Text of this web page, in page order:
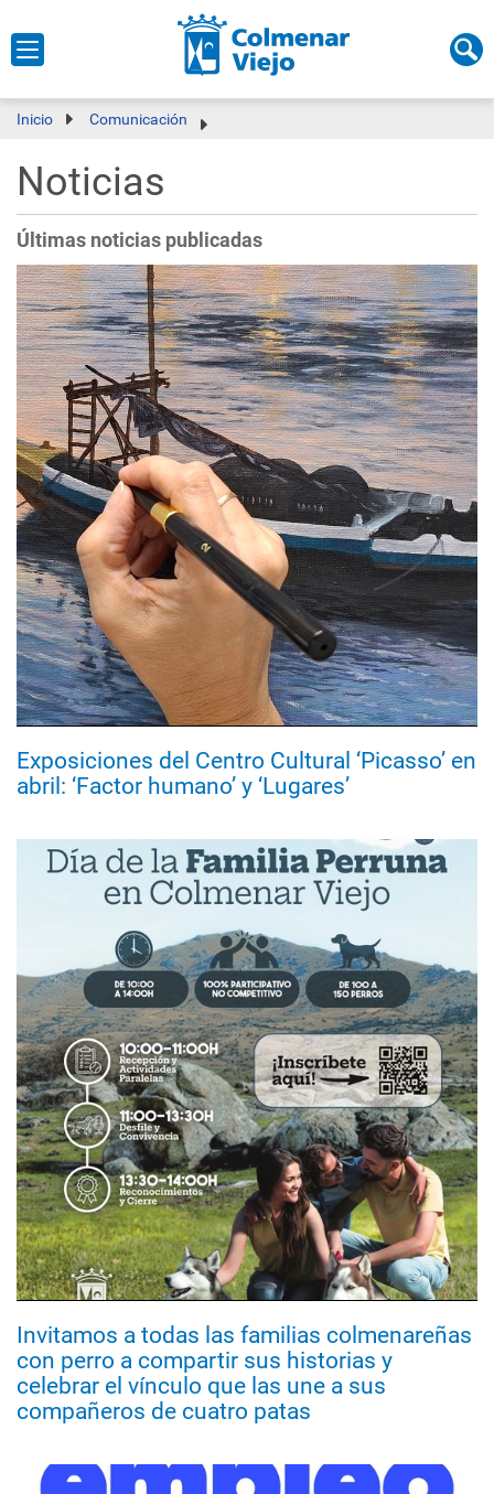
Inicio Comunicación
Noticias
Últimas noticias publicadas
Exposiciones del Centro Cultural ‘Picasso’ en
abril: ‘Factor humano’ y ‘Lugares’
Invitamos a todas las familias colmenareñas
con perro a compartir sus historias y
celebrar el vínculo que las une a sus
compañeros de cuatro patas